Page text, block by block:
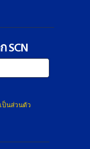
SCN
ป็นส่วนตัว